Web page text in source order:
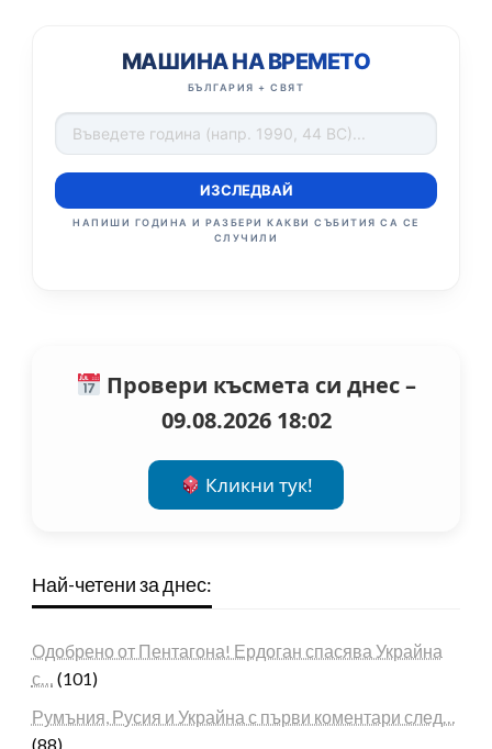
МАШИНА НА ВРЕМЕТО
БЪЛГАРИЯ + СВЯТ
ИЗСЛЕДВАЙ
НАПИШИ ГОДИНА И РАЗБЕРИ КАКВИ СЪБИТИЯ СА СЕ
СЛУЧИЛИ
Провери късмета си днес –
09.08.2026 18:02
Кликни тук!
Най-четени за днес:
Одобрено от Пентагона! Ердоган спасява Украйна
с… (101)
Румъния, Русия и Украйна с първи коментари след…
(88)